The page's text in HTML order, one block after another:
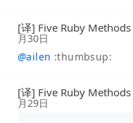
[译] Five Ruby
月30日
@ailen :thumbsup:
[译] Five Ruby
月29日